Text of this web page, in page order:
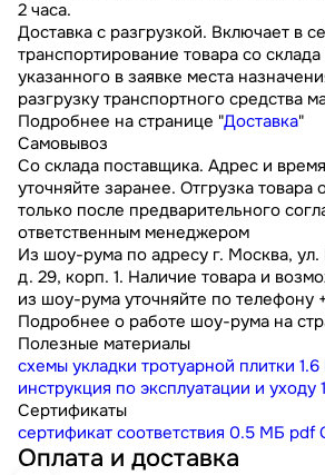
2 часа.
Доставка с разгрузкой. Включает в
транспортирование товара со
указанного в заявке места
разгрузку транспортного средства
Подробнее на странице "Доставка"
Самовывоз
Со склада поставщика. Адрес и
уточняйте заранее. Отгрузка товара
только после предварительного
ответственным менеджером
Из шоу-рума по адресу г. Москва,
д. 29, корп. 1. Наличие товара и
из шоу-рума уточняйте по
Подробнее о работе шоу-рума на
Полезные материалы
схемы укладки тротуарной плитки
инструкция по эксплуатации и уходу
Сертификаты
сертификат соответствия 0.5 МБ pdf
Оплата и доставка